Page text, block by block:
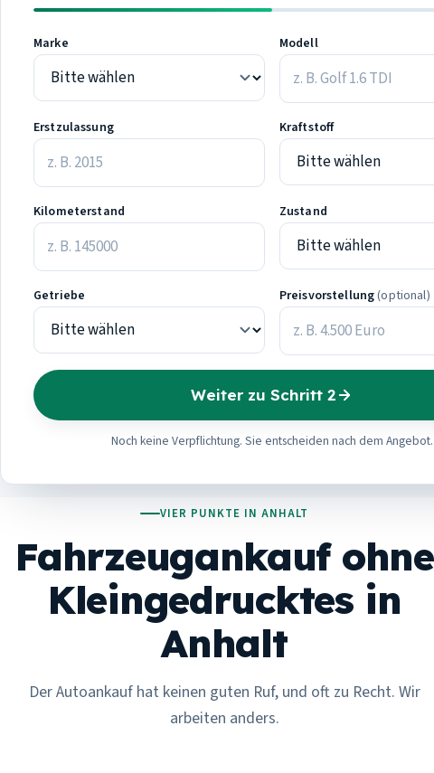
Marke Modell
Erstzulassung Kraftstoff
Kilometerstand Zustand
Getriebe Preisvorstellung(optional)
Weiter zu Schritt 2
Noch keine Verpflichtung. Sie entscheiden nach dem Angebot.
VIER PUNKTE IN ANHALT
Fahrzeugankauf ohne
Kleingedrucktes in
Anhalt
Der Autoankauf hat keinen guten Ruf, und oft zu Recht. Wir
arbeiten anders.